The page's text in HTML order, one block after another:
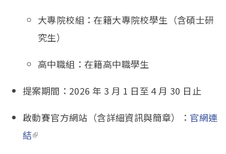
大專院校組：在籍大專院校學生（含碩士研
究生）
高中職組：在籍高中職學生
提案期間：2026 年 3 月 1 日至 4 月 30 日止
啟動賽官方網站（含詳細資訊與簡章）： 官網連
結(link is external)